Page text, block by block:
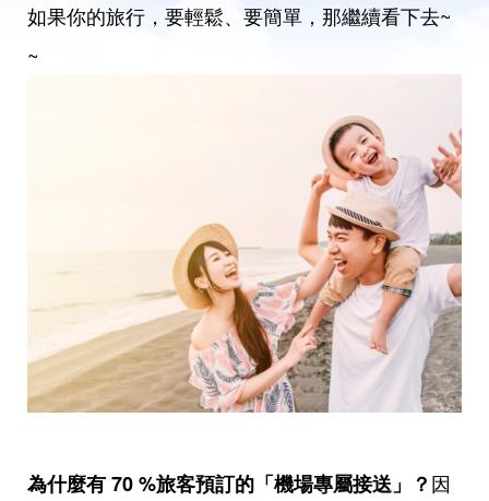
如果你的旅行，要輕鬆、要簡單，那繼續看下去~
~
為什麼有 70 %旅客預訂的「機場專屬接送」？因